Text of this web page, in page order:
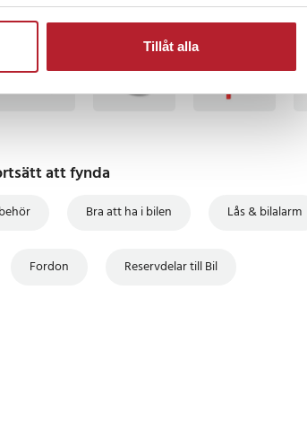
Tillåt alla
BÄSTSÄLJARE
att fynda
Bra att ha i bilen Lås & bilalarm
Fordon Reservdelar till Bil